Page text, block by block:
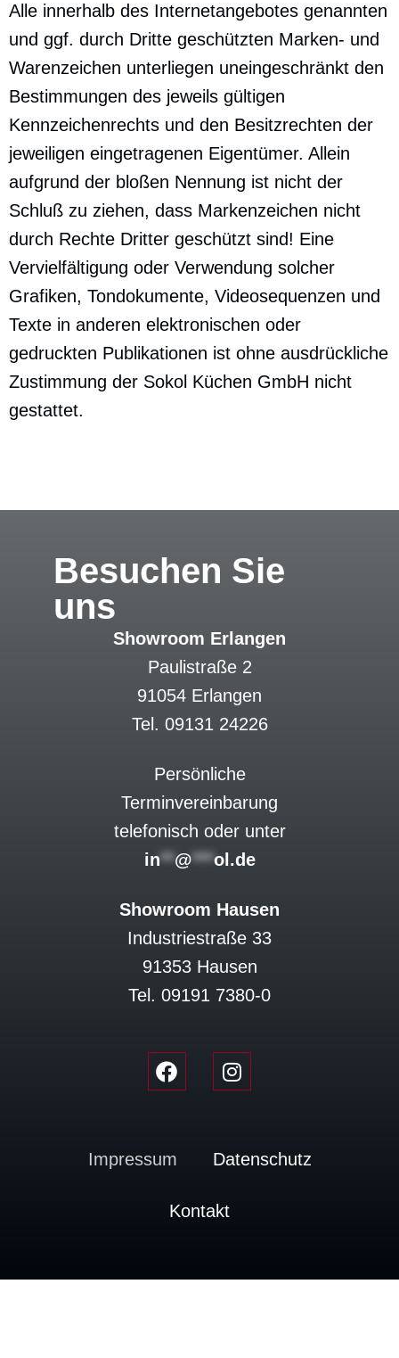
Alle innerhalb des Internetangebotes genannten
und ggf. durch Dritte geschützten Marken- und
Warenzeichen unterliegen uneingeschränkt den
Bestimmungen des jeweils gültigen
Kennzeichenrechts und den Besitzrechten der
jeweiligen eingetragenen Eigentümer. Allein
aufgrund der bloßen Nennung ist nicht der
Schluß zu ziehen, dass Markenzeichen nicht
durch Rechte Dritter geschützt sind! Eine
Vervielfältigung oder Verwendung solcher
Grafiken, Tondokumente, Videosequenzen und
Texte in anderen elektronischen oder
gedruckten Publikationen ist ohne ausdrückliche
Zustimmung der Sokol Küchen GmbH nicht
gestattet.
Besuchen Sie
uns
Showroom Erlangen
Paulistraße 2
91054 Erlangen
Tel. 09131 24226
Persönliche
Terminvereinbarung
telefonisch oder unter
in**@***ol.de
Showroom Hausen
Industriestraße 33
91353 Hausen
Tel. 09191 7380-0
Impressum Datenschutz
Kontakt